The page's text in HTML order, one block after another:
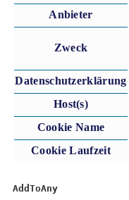
Anbieter
Zweck
Datenschutzerklärung
Host(s)
Cookie Name
Cookie Laufzeit
AddToAny